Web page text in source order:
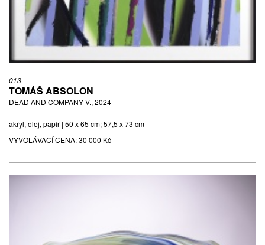
013
TOMÁŠ ABSOLON
DEAD AND COMPANY V., 2024
akryl, olej, papír | 50 x 65 cm; 57,5 x 73 cm
VYVOLÁVACÍ CENA:30 000 Kč